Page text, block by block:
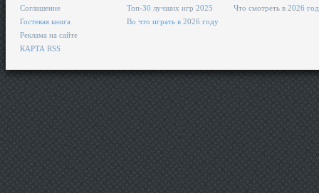
Соглашение
Гостевая книга
Реклама на сайте
КАРТА RSS
Топ-30 лучших игр 2025
Во что играть в 2026 году
Что смотреть в 2026